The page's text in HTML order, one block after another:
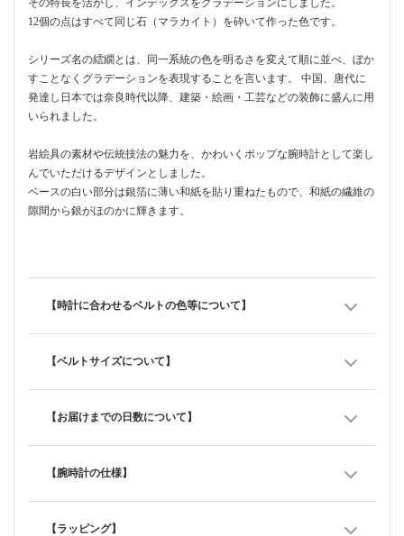
その特長を活かし、インデックスをグラデーションにしました。
12個の点はすべて同じ石（マラカイト）を砕いて作った色です。
シリーズ名の繧繝とは、同一系統の色を明るさを変えて順に並べ、ぼか
すことなくグラデーションを表現することを言います。 中国、唐代に
発達し日本では奈良時代以降、建築・絵画・工芸などの装飾に盛んに用
いられました。
岩絵具の素材や伝統技法の魅力を、かわいくポップな腕時計として楽し
んでいただけるデザインとしました。
ベースの白い部分は銀箔に薄い和紙を貼り重ねたもので、和紙の繊維の
隙間から銀がほのかに輝きます。
【時計に合わせるベルトの色等について】
【ベルトサイズについて】
【お届けまでの日数について】
【腕時計の仕様】
【ラッピング】